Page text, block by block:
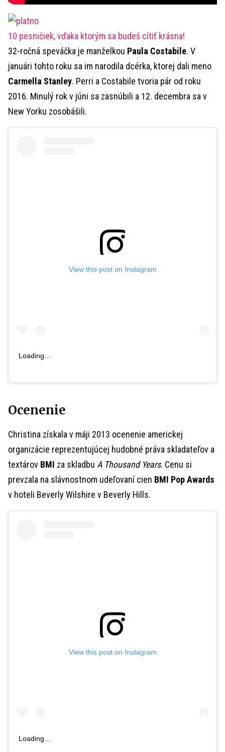
10 pesničiek, vďaka ktorým sa budeš cítiť krásna!
32-ročná speváčka je manželkou Paula Costabile. V
januári tohto roku sa im narodila dcérka, ktorej dali meno
Carmella Stanley. Perri a Costabile tvoria pár od roku
2016. Minulý rok v júni sa zasnúbili a 12. decembra sa v
New Yorku zosobášili.
View this post on Instagram
Loading…
Ocenenie
Christina získala v máji 2013 ocenenie americkej
organizácie reprezentujúcej hudobné práva skladateľov a
textárov BMI za skladbu A Thousand Years. Cenu si
prevzala na slávnostnom udeľovaní cien BMI Pop Awards
v hoteli Beverly Wilshire v Beverly Hills.
View this post on Instagram
Loading…